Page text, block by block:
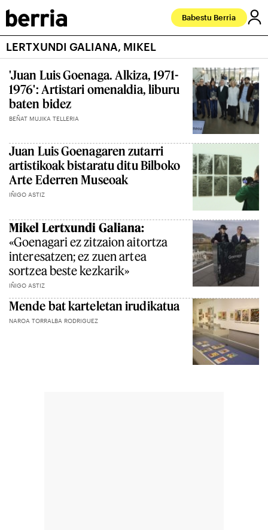
Babestu Berria
LERTXUNDI GALIANA, MIKEL
'Juan Luis Goenaga. Alkiza, 1971-
1976': Artistari omenaldia, liburu
baten bidez
BEÑAT MUJIKA TELLERIA
Juan Luis Goenagaren zutarri
artistikoak bistaratu ditu Bilboko
Arte Ederren Museoak
IÑIGO ASTIZ
Mikel Lertxundi Galiana:
«Goenagari ez zitzaion aitortza
interesatzen; ez zuen artea
sortzea beste kezkarik»
IÑIGO ASTIZ
Mende bat karteletan irudikatua
NAROA TORRALBA RODRIGUEZ